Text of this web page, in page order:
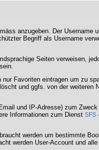
anzugeben. Der Username
Begriff als Username
Seiten verweisen,
Favoriten eintragen um zu
und ggfs. von der weiteren
und IP-Adresse) zum Zweck
Informationen zum Dienst SFS -
werden um bestimmte
werden User-Account und alle